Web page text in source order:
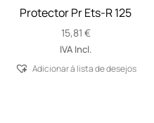
Protector Pr Ets-R 125
15,81 €
IVA Incl.
Adicionar á lista de desejos